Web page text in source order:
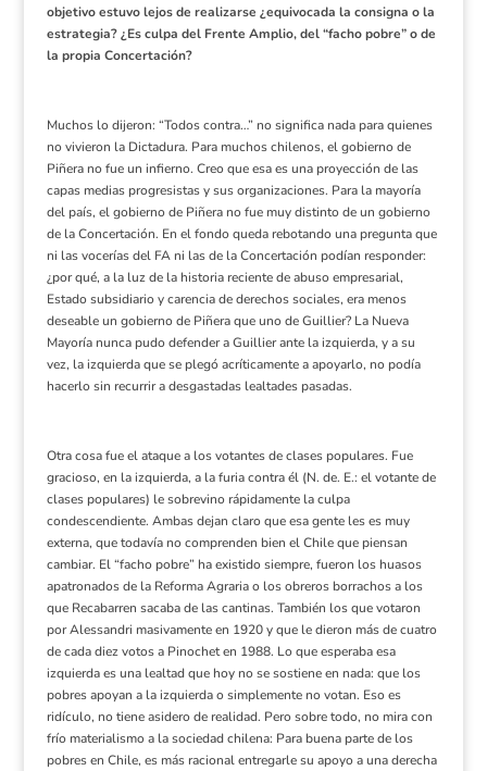
objetivo estuvo lejos de realizarse ¿equivocada la consigna o la
estrategia? ¿Es culpa del Frente Amplio, del “facho pobre” o de
la propia Concertación?
Muchos lo dijeron: “Todos contra…” no significa nada para quienes
no vivieron la Dictadura. Para muchos chilenos, el gobierno de
Piñera no fue un infierno. Creo que esa es una proyección de las
capas medias progresistas y sus organizaciones. Para la mayoría
del país, el gobierno de Piñera no fue muy distinto de un gobierno
de la Concertación. En el fondo queda rebotando una pregunta que
ni las vocerías del FA ni las de la Concertación podían responder:
¿por qué, a la luz de la historia reciente de abuso empresarial,
Estado subsidiario y carencia de derechos sociales, era menos
deseable un gobierno de Piñera que uno de Guillier? La Nueva
Mayoría nunca pudo defender a Guillier ante la izquierda, y a su
vez, la izquierda que se plegó acríticamente a apoyarlo, no podía
hacerlo sin recurrir a desgastadas lealtades pasadas.
Otra cosa fue el ataque a los votantes de clases populares. Fue
gracioso, en la izquierda, a la furia contra él (N. de. E.: el votante de
clases populares) le sobrevino rápidamente la culpa
condescendiente. Ambas dejan claro que esa gente les es muy
externa, que todavía no comprenden bien el Chile que piensan
cambiar. El “facho pobre” ha existido siempre, fueron los huasos
apatronados de la Reforma Agraria o los obreros borrachos a los
que Recabarren sacaba de las cantinas. También los que votaron
por Alessandri masivamente en 1920 y que le dieron más de cuatro
de cada diez votos a Pinochet en 1988. Lo que esperaba esa
izquierda es una lealtad que hoy no se sostiene en nada: que los
pobres apoyan a la izquierda o simplemente no votan. Eso es
ridículo, no tiene asidero de realidad. Pero sobre todo, no mira con
frío materialismo a la sociedad chilena: Para buena parte de los
pobres en Chile, es más racional entregarle su apoyo a una derecha